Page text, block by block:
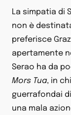
La simpatia di
non è
preferisce
apertamente
Serao ha da
Mors Tua, in
guerrafondai
una mala